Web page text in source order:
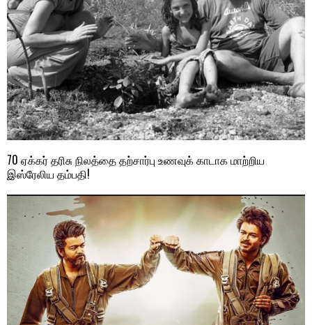
70 ஏக்கர் தரிசு நிலத்தை தற்சார்பு உணவுக் காடாக மாற்றிய
இஸ்ரேலிய தம்பதி!